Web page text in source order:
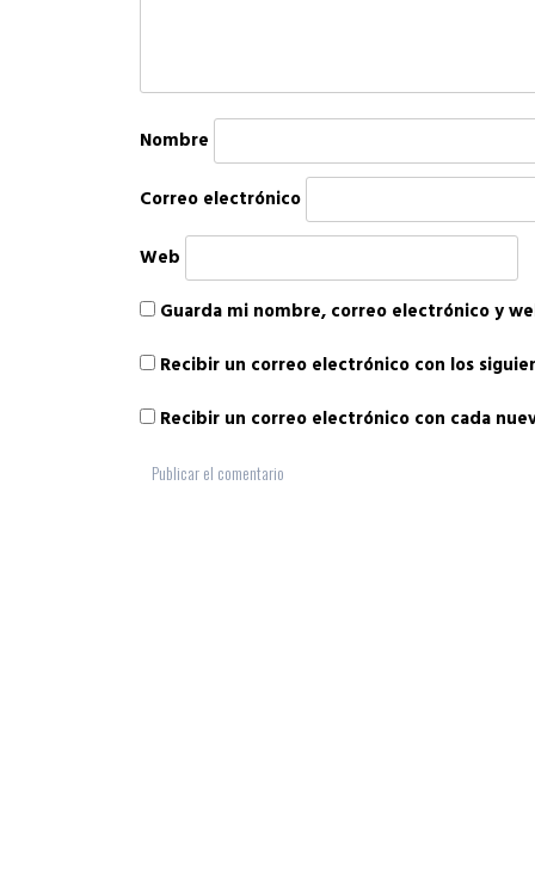
Nombre
Correo electrónico
Web
Guarda mi nombre, correo electrónico y
Recibir un correo electrónico con los
Recibir un correo electrónico con cada